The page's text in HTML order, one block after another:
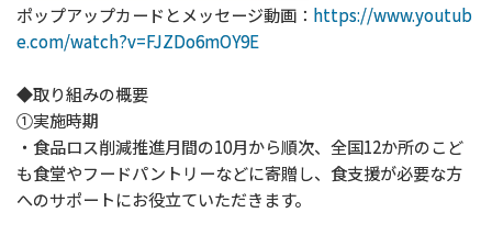
ポップアップカードとメッセージ動画： https://www.youtub
e.com/watch?v=FJZDo6mOY9E
◆取り組みの概要
①実施時期
・食品ロス削減推進月間の10月から順次、全国12か所のこど
も食堂やフードパントリーなどに寄贈し、食支援が必要な方
へのサポートにお役立ていただきます。